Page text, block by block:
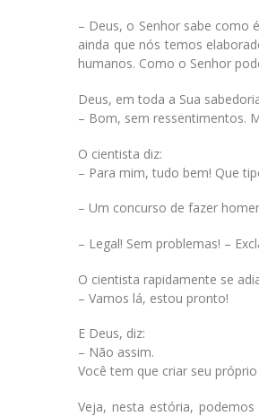
– Deus, o Senhor sabe como
ainda que nós temos
humanos. Como o Senhor
Deus, em toda a Sua
– Bom, sem ressentimentos.
O cientista diz:
– Para mim, tudo bem! Que
– Um concurso de fazer
– Legal! Sem problemas! –
O cientista rapidamente se
– Vamos lá, estou pronto!
E Deus, diz:
– Não assim.
Você tem que criar seu
Veja, nesta estória,